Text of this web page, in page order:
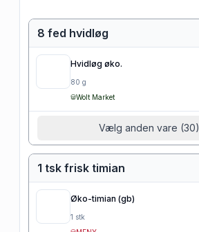
8 fed hvidløg
Hvidløg øko.
80 g
Wolt Market
Vælg anden vare (30)
1 tsk frisk timian
Øko-timian (gb)
1 stk